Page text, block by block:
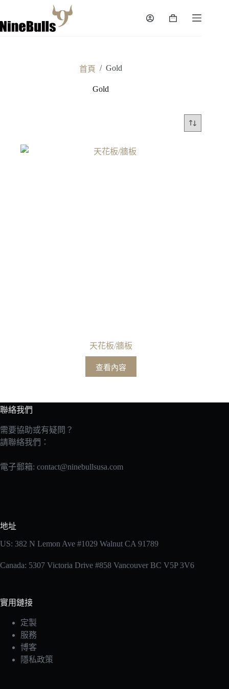
主
購
首頁 / Gold
Gold
天花板/牆板
查看內容
聯絡我們
需要協助或有疑問？
請聯絡我們：
電子郵箱: contact@ninebullsusa.com
地址
US: 382 N Lemon Ave #1029 Walnut CA 91789
Canada: 5307 Victoria Drive #858 Vancouver BC V5P 3V6
實用鏈接
定製
服務
博客
隱私政策